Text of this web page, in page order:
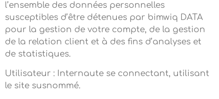
l’ensemble des données personnelles
susceptibles d’être détenues par bimwiq DATA
pour la gestion de votre compte, de la gestion
de la relation client et à des fins d’analyses et
de statistiques.
Utilisateur : Internaute se connectant, utilisant
le site susnommé.